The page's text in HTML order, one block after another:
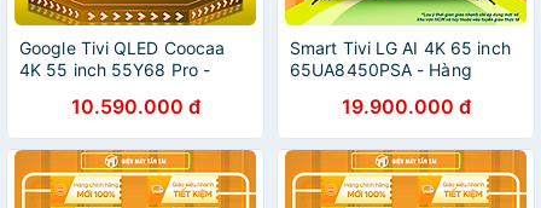
Google Tivi QLED Coocaa
4K 55 inch 55Y68 Pro -
GIAO HCM10.590.000 đ
Smart Tivi LG AI 4K 65 inch
65UA8450PSA - Hàng
19.900.000 đ